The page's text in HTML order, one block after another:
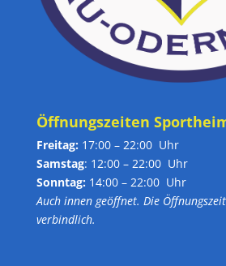
Öffnungszeiten
Freitag: 17:00 – 22:00 Uhr
Samstag: 12:00 – 22:00 Uhr
Sonntag: 14:00 – 22:00 Uhr
Auch innen geöffnet. Die
verbindlich.